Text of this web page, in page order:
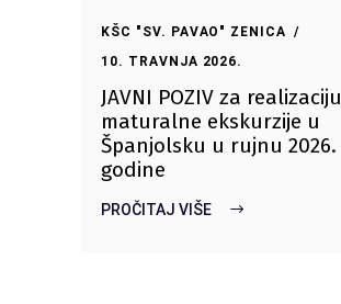
KŠC "SV. PAVAO" ZENICA
10. TRAVNJA 2026.
JAVNI POZIV za realizaciju
maturalne ekskurzije u
Španjolsku u rujnu 2026.
godine
PROČITAJ VIŠE